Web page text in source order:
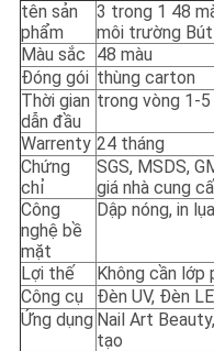
tên sản
phẩm
3 trong 1 48
môi trường
Màu sắc
48 màu
Đóng gói thùng carton
Thời gian
dẫn đầu
trong vòng 1-5
Warrenty 24 tháng
Chứng
chỉ
SGS, MSDS,
giá nhà cung
Công
nghệ bề
mặt
Dập nóng, in
Lợi thế
Không cần lớp
Công cụ
Đèn UV, Đèn
Ứng dụng Nail Art
tạo